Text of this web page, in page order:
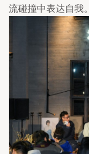
流碰撞中表达自我。